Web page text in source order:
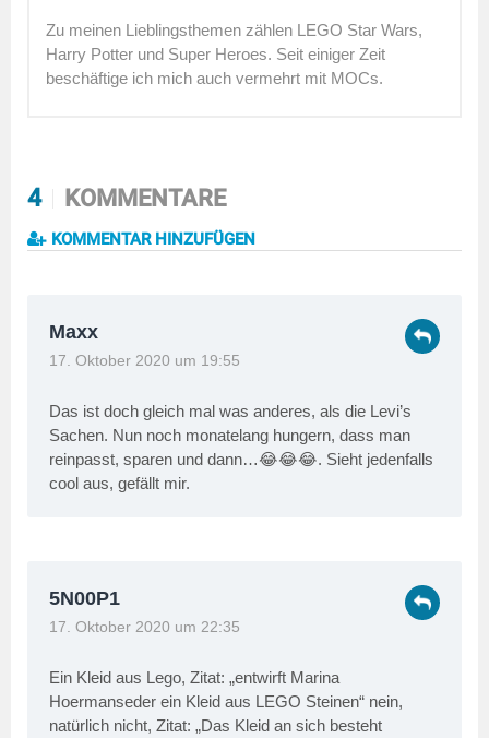
Zu meinen Lieblingsthemen zählen LEGO Star Wars,
Harry Potter und Super Heroes. Seit einiger Zeit
beschäftige ich mich auch vermehrt mit MOCs.
4 KOMMENTARE
KOMMENTAR HINZUFÜGEN
Maxx
17. Oktober 2020 um 19:55
Das ist doch gleich mal was anderes, als die Levi’s
Sachen. Nun noch monatelang hungern, dass man
reinpasst, sparen und dann…😂😂😂. Sieht jedenfalls
cool aus, gefällt mir.
5N00P1
17. Oktober 2020 um 22:35
Ein Kleid aus Lego, Zitat: „entwirft Marina
Hoermanseder ein Kleid aus LEGO Steinen“ nein,
natürlich nicht, Zitat: „Das Kleid an sich besteht